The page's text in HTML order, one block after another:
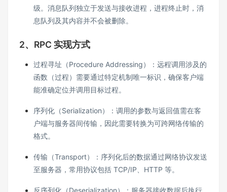
级。消息队列独立于发送与接收进程，进程终止时，消
息队列及其内容并不会被删除。
2、RPC 实现方式
过程寻址（Procedure Addressing）：远程调用涉及的
函数（过程）需要通过特定机制唯一标识，确保客户端
能准确定位并调用目标过程。
序列化（Serialization）：调用的参数与返回值需在客
户端与服务器间传输，因此需要转换为可跨网络传输的
格式。
传输（Transport）：序列化后的数据通过网络协议发送
至服务器，常用协议包括 TCP/IP、HTTP 等。
反序列化（Deserialization）：服务器接收数据后执行